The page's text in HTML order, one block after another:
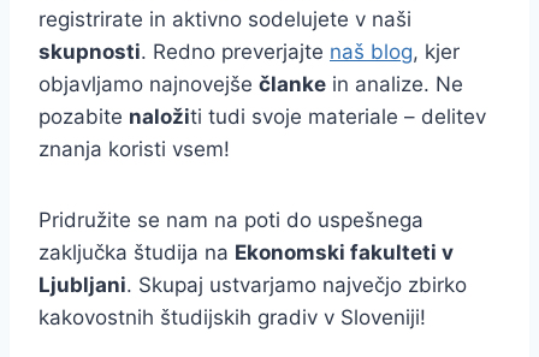
registrirate in aktivno sodelujete v naši
skupnosti. Redno preverjajte naš blog, kjer
objavljamo najnovejše članke in analize. Ne
pozabite naložiti tudi svoje materiale – delitev
znanja koristi vsem!
Pridružite se nam na poti do uspešnega
zaključka študija na Ekonomski fakulteti v
Ljubljani. Skupaj ustvarjamo največjo zbirko
kakovostnih študijskih gradiv v Sloveniji!